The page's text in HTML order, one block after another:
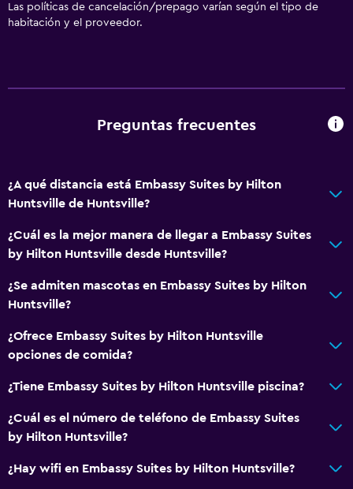
extra)
Estacionamiento accesible
Para no fumadores
Áreas designadas para fumadores
Servicios básicos
Wifi (con cargo)
Wifi disponible en todas las instalaciones
Internet
Artículos de aseo gratis
Las políticas de cancelación/prepago varían según el tipo de
habitación y el proveedor.
Preguntas frecuentes
¿A qué distancia está Embassy Suites by Hilton
Huntsville de Huntsville?
¿Cuál es la mejor manera de llegar a Embassy Suites
by Hilton Huntsville desde Huntsville?
¿Se admiten mascotas en Embassy Suites by Hilton
Huntsville?
¿Ofrece Embassy Suites by Hilton Huntsville
opciones de comida?
¿Tiene Embassy Suites by Hilton Huntsville piscina?
¿Cuál es el número de teléfono de Embassy Suites
by Hilton Huntsville?
¿Hay wifi en Embassy Suites by Hilton Huntsville?